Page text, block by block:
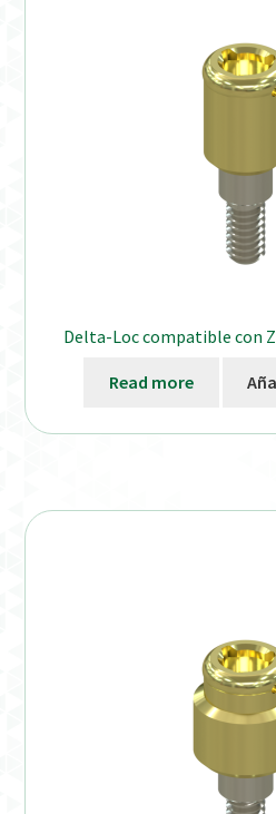
Instrucciones de uso (ESP)
Instructions for Use (ENG)
On-line Store
Productos Favoritos
Delta-Loc compatible con
Read more